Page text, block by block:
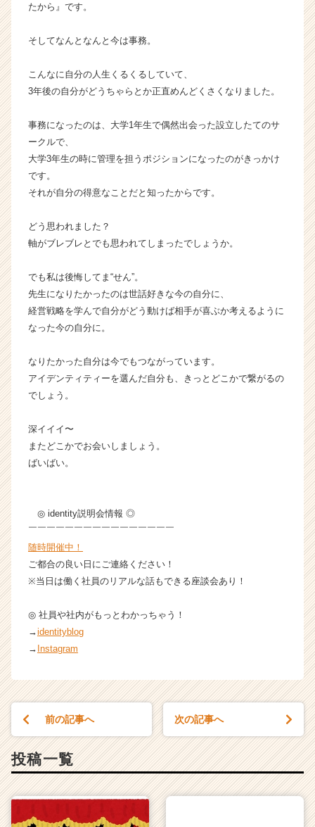
たから』です。
そしてなんとなんと今は事務。
こんなに自分の人生くるくるしていて、
3年後の自分がどうちゃらとか正直めんどくさくなりました。
事務になったのは、大学1年生で偶然出会った設立したてのサ
ークルで、
大学3年生の時に管理を担うポジションになったのがきっかけ
です。
それが自分の得意なことだと知ったからです。
どう思われました？
軸がブレブレとでも思われてしまったでしょうか。
でも私は後悔してま“せん”。
先生になりたかったのは世話好きな今の自分に、
経営戦略を学んで自分がどう動けば相手が喜ぶか考えるように
なった今の自分に。
なりたかった自分は今でもつながっています。
アイデンティティーを選んだ自分も、きっとどこかで繋がるの
でしょう。
深イイイ〜
またどこかでお会いしましょう。
ばいばい。
◎ identity説明会情報 ◎
￣￣￣￣￣￣￣￣￣￣￣￣￣￣￣￣
随時開催中！
ご都合の良い日にご連絡ください！
※当日は働く社員のリアルな話もできる座談会あり！
◎ 社員や社内がもっとわかっちゃう！
→identityblog
→ Instagram
前の記事へ 次の記事へ
投稿一覧